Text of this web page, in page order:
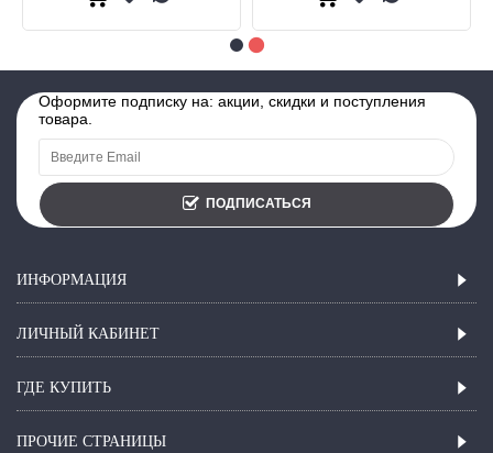
Оформите подписку на: акции, скидки и поступления
товара.
ПОДПИСАТЬСЯ
ИНФОРМАЦИЯ
ЛИЧНЫЙ КАБИНЕТ
ГДЕ КУПИТЬ
ПРОЧИЕ СТРАНИЦЫ